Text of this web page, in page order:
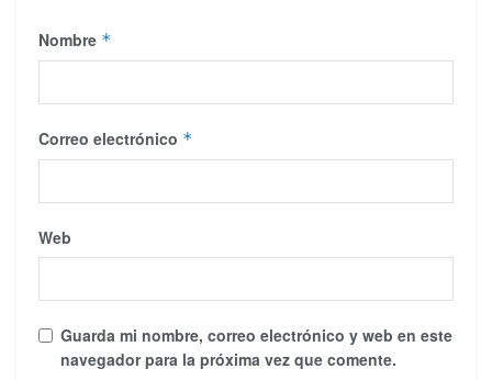
Nombre *
Correo electrónico *
Web
Guarda mi nombre, correo electrónico y web en este
navegador para la próxima vez que comente.